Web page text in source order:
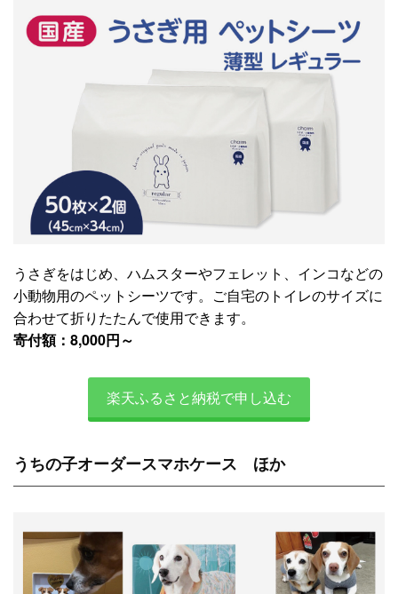
うさぎをはじめ、ハムスターやフェレット、インコなどの
小動物用のペットシーツです。ご自宅のトイレのサイズに
合わせて折りたたんで使用できます。
寄付額：8,000円～
楽天ふるさと納税で申し込む
うちの子オーダースマホケース ほか